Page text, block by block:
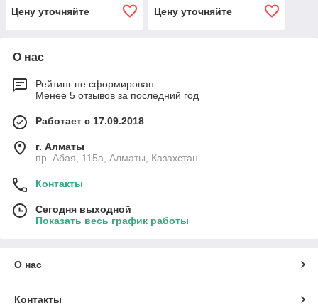
Цену уточняйте
Цену уточняйте
О нас
Рейтинг не сформирован
Менее 5 отзывов за последний год
Работает с 17.09.2018
г. Алматы
пр. Абая, 115а, Алматы, Казахстан
Контакты
Сегодня выходной
Показать весь график работы
О нас
Контакты